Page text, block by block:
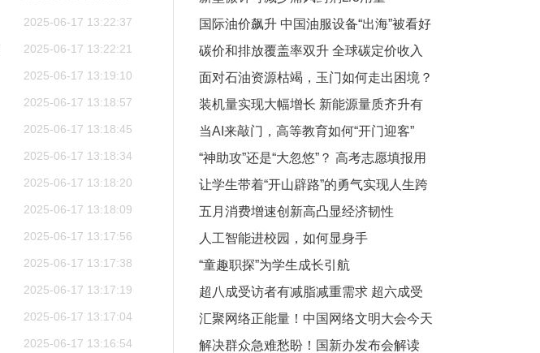
2025-06-17 13:22:37
2025-06-17 13:22:21
2025-06-17 13:19:10
2025-06-17 13:18:57
2025-06-17 13:18:45
2025-06-17 13:18:34
2025-06-17 13:18:20
2025-06-17 13:18:09
2025-06-17 13:17:56
2025-06-17 13:17:38
2025-06-17 13:17:19
2025-06-17 13:17:04
2025-06-17 13:16:54
国际油价飙升 中国油服设备“出海”被看好
碳价和排放覆盖率双升 全球碳定价收入
超千亿美元
面对石油资源枯竭，玉门如何走出困境？
装机量实现大幅增长 新能源量质齐升有
支撑
当AI来敲门，高等教育如何“开门迎客”
“神助攻”还是“大忽悠”？ 高考志愿填报用
AI靠谱吗
让学生带着“开山辟路”的勇气实现人生跨
越
五月消费增速创新高凸显经济韧性
人工智能进校园，如何显身手
“童趣职探”为学生成长引航
超八成受访者有减脂减重需求 超六成受
访大学生曾为“轻体”消费
汇聚网络正能量！中国网络文明大会今天
在合肥举行
解决群众急难愁盼！国新办发布会解读